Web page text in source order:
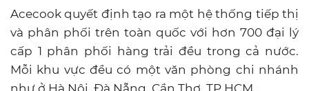
Acecook quyết định tạo ra một hệ thống tiếp thị
và phân phối trên toàn quốc với hơn 700 đại lý
cấp 1 phân phối hàng trải đều trong cả nước.
Mỗi khu vực đều có một văn phòng chi nhánh
như ở Hà Nội, Đà Nẵng, Cần Thơ, TP HCM.